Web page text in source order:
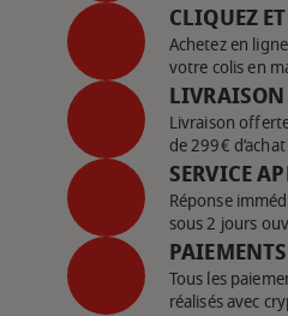
CLIQUEZ
Achetez en
votre colis en
LIVRAISON
Livraison
de 299€ d’achat
SERVICE
Réponse
sous 2 jours
Tous les
réalisés avec